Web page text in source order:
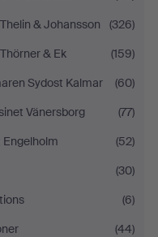
& Johansson
(326)
& Ek
(159)
Sydost Kalmar
(60)
Vänersborg
(77)
(52)
(30)
(6)
(44)